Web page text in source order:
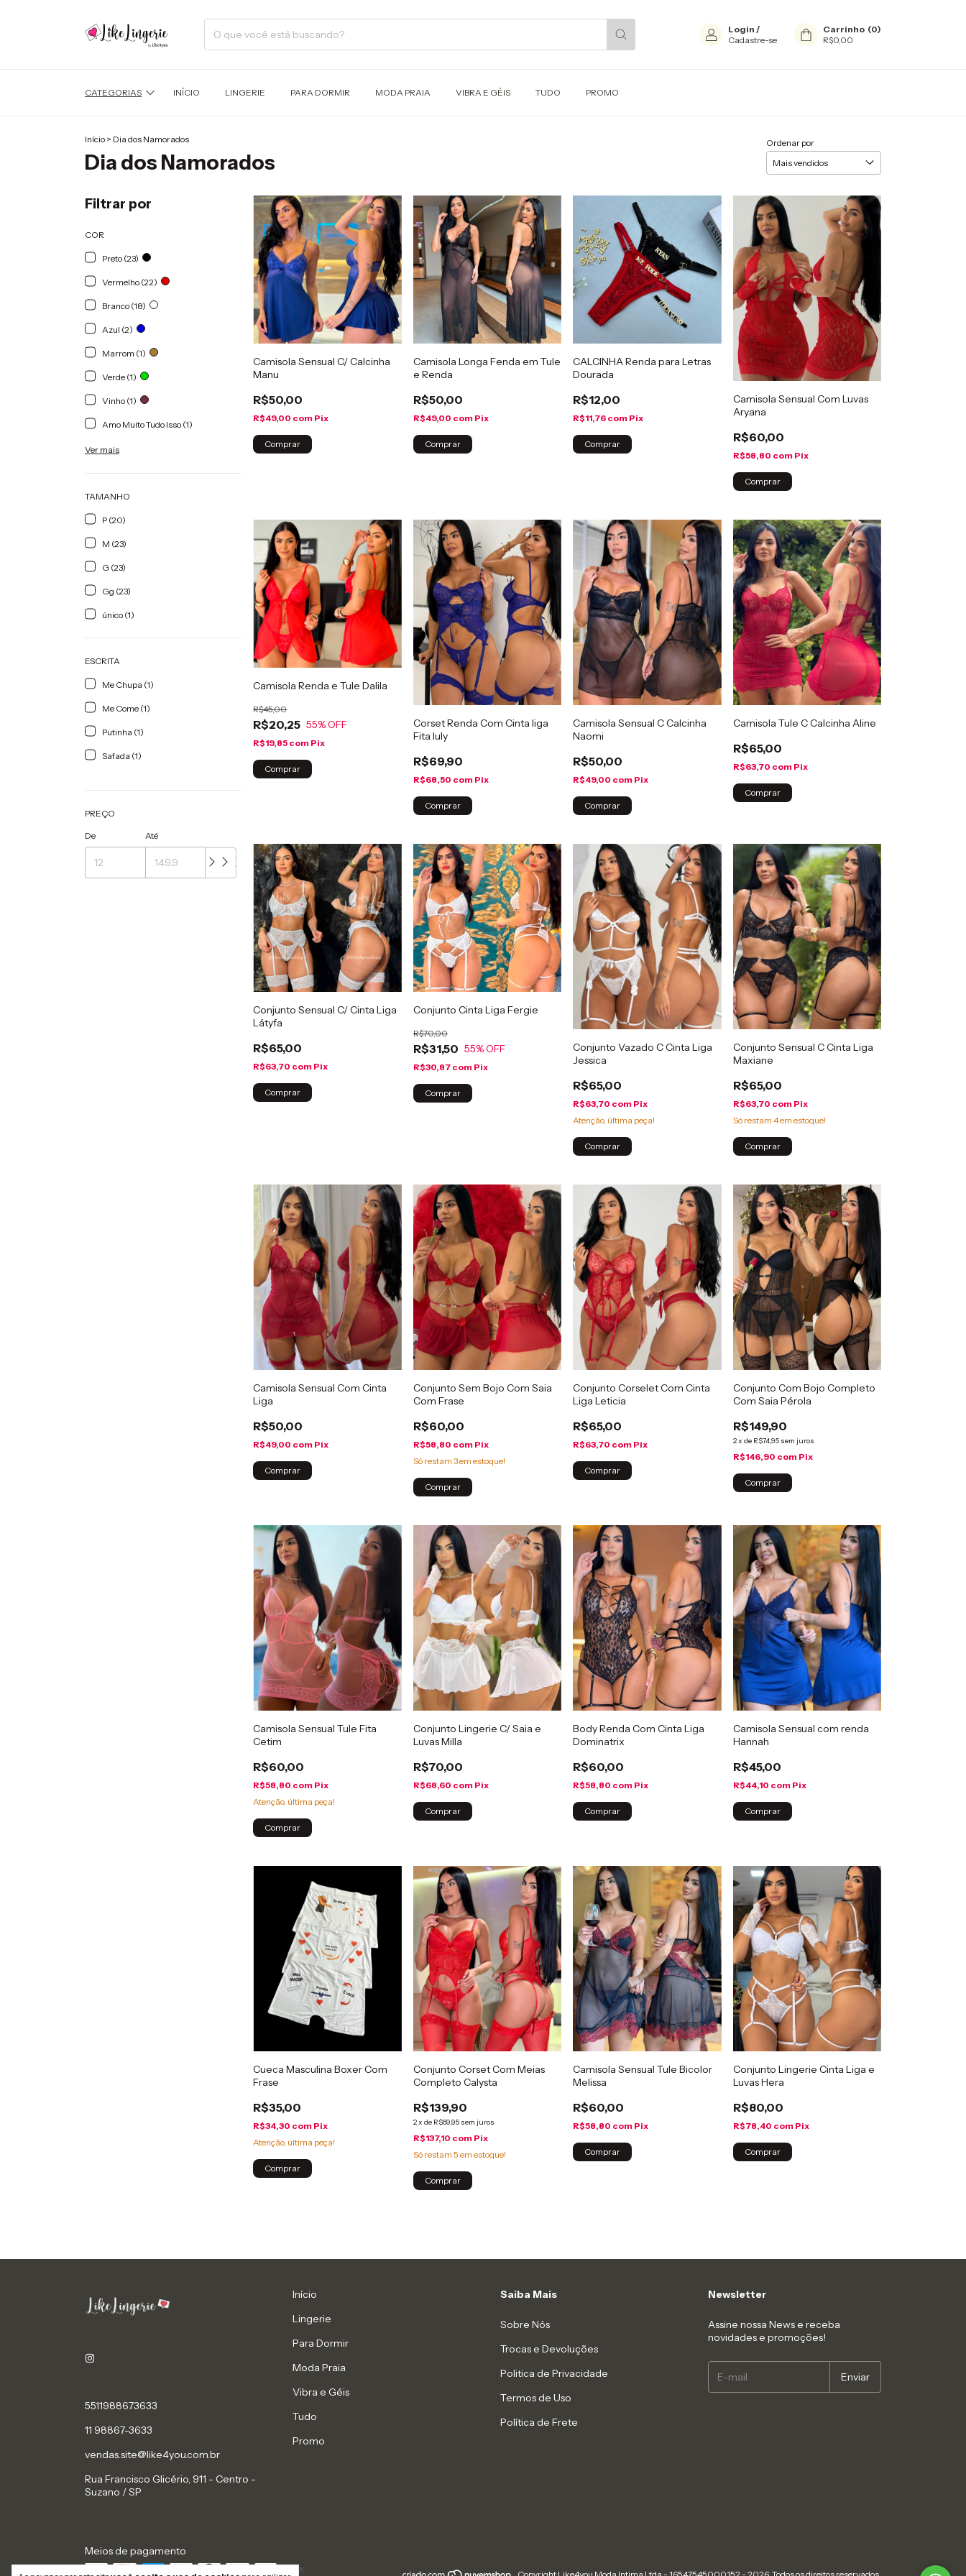
Login /
Cadastre-se
Carrinho (0)
R$0,00
CATEGORIAS INÍCIO LINGERIE PARA DORMIR MODA PRAIA VIBRA E GÉIS TUDO PROMO
Início > Dia dos Namorados
Dia dos Namorados
Ordenar por
Filtrar por
COR
Preto (23)
Vermelho (22)
Branco (18)
Azul (2)
Marrom (1)
Verde (1)
Vinho (1)
Amo Muito Tudo Isso (1)
Ver mais
TAMANHO
P (20)
M (23)
G (23)
Gg (23)
único (1)
ESCRITA
Me Chupa (1)
Me Come (1)
Putinha (1)
Safada (1)
PREÇO
De Até
Camisola Sensual C/ Calcinha
Manu
R$50,00
R$49,00 com Pix
Comprar
Camisola Longa Fenda em Tule
e Renda
R$50,00
R$49,00 com Pix
Comprar
CALCINHA Renda para Letras
Dourada
R$12,00
R$11,76 com Pix
Comprar
Camisola Sensual Com Luvas
Aryana
R$60,00
R$58,80 com Pix
Comprar
Camisola Renda e Tule Dalila
R$20,25
R$45,00
55% OFF
R$19,85 com Pix
Comprar
Corset Renda Com Cinta liga
Fita Iuly
R$69,90
R$68,50 com Pix
Comprar
Camisola Sensual C Calcinha
Naomi
R$50,00
R$49,00 com Pix
Comprar
Camisola Tule C Calcinha Aline
R$65,00
R$63,70 com Pix
Comprar
Conjunto Sensual C/ Cinta Liga
Látyfa
R$65,00
R$63,70 com Pix
Comprar
Conjunto Cinta Liga Fergie
R$31,50
R$70,00
55% OFF
R$30,87 com Pix
Comprar
Conjunto Vazado C Cinta Liga
Jessica
R$65,00
R$63,70 com Pix
Atenção, última peça!
Comprar
Conjunto Sensual C Cinta Liga
Maxiane
R$65,00
R$63,70 com Pix
Só restam 4em estoque!
Comprar
Camisola Sensual Com Cinta
Liga
R$50,00
R$49,00 com Pix
Comprar
Conjunto Sem Bojo Com Saia
Com Frase
R$60,00
R$58,80 com Pix
Só restam 3em estoque!
Comprar
Conjunto Corselet Com Cinta
Liga Leticia
R$65,00
R$63,70 com Pix
Comprar
Conjunto Com Bojo Completo
Com Saia Pérola
R$149,90
2x de R$74,95 sem juros
R$146,90 com Pix
Comprar
Camisola Sensual Tule Fita
Cetim
R$60,00
R$58,80 com Pix
Atenção, última peça!
Comprar
Conjunto Lingerie C/ Saia e
Luvas Milla
R$70,00
R$68,60 com Pix
Comprar
Body Renda Com Cinta Liga
Dominatrix
R$60,00
R$58,80 com Pix
Comprar
Camisola Sensual com renda
Hannah
R$45,00
R$44,10 com Pix
Comprar
Cueca Masculina Boxer Com
Frase
R$35,00
R$34,30 com Pix
Atenção, última peça!
Comprar
Conjunto Corset Com Meias
Completo Calysta
R$139,90
2x de R$69,95 sem juros
R$137,10 com Pix
Só restam 5 em estoque!
Comprar
Camisola Sensual Tule Bicolor
Melissa
R$60,00
R$58,80 com Pix
Comprar
Conjunto Lingerie Cinta Liga e
Luvas Hera
R$80,00
R$78,40 com Pix
Comprar
5511988673633
11 98867-3633
vendas.site@like4you.com.br
Rua Francisco Glicério, 911 - Centro -
Suzano / SP
Início
Lingerie
Para Dormir
Moda Praia
Vibra e Géis
Tudo
Promo
Saiba Mais
Sobre Nós
Trocas e Devoluções
Politica de Privacidade
Termos de Uso
Política de Frete
Newsletter
Assine nossa News e receba
novidades e promoções!
Meios de pagamento